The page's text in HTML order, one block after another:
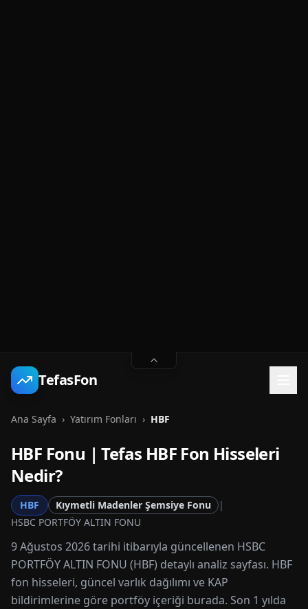
TefasFon
Ana Sayfa › Yatırım Fonları › HBF
HBF Fonu | Tefas HBF Fon Hisseleri
Nedir?
HBF Kıymetli Madenler Şemsiye Fonu
|
HSBC PORTFÖY ALTIN FONU
9 Ağustos 2026 tarihi itibarıyla güncellenen HSBC
PORTFÖY ALTIN FONU (HBF) detaylı analiz sayfası. HBF
fon hisseleri, güncel varlık dağılımı ve KAP
bildirimlerine göre portföy içeriği burada. Son 1 yılda